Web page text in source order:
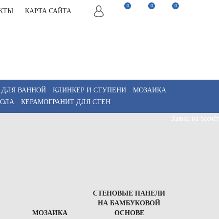
КАРТА САЙТА
0 0 0
ВАННОЙ КЛИНКЕР И СТУПЕНИ
МОЗАИКА
КЕРАМОГРАНИТ ДЛЯ СТЕН
МОЗАИКА
СТЕНОВЫЕ ПАНЕЛИ
НА БАМБУКОВОЙ
ОСНОВЕ
Заявка на расчёт